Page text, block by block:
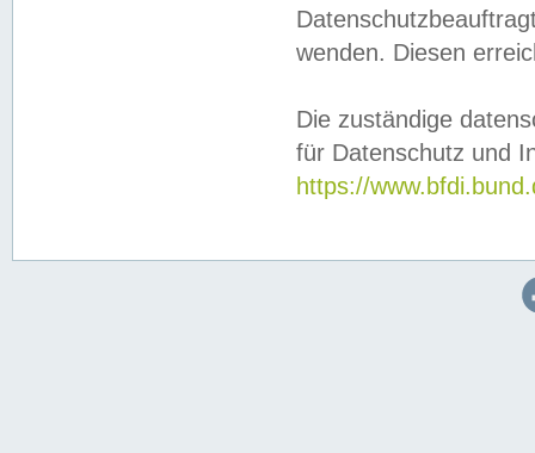
wenden. Diesen
Die zuständige
für Datenschutz und
https://